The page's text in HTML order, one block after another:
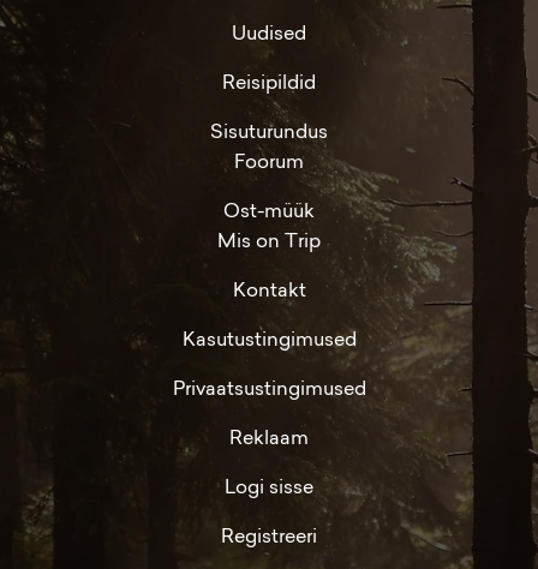
Uudised
Reisipildid
Sisuturundus
Foorum
Ost-müük
Mis on Trip
Kontakt
Kasutustingimused
Privaatsustingimused
Reklaam
Logi sisse
Registreeri